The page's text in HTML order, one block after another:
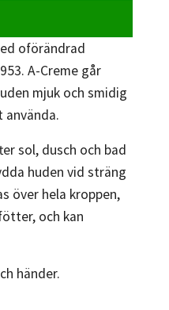
oförändrad
A-Creme går
mjuk och smidig
sol, dusch och bad
huden vid sträng
över hela kroppen,
och kan
händer.